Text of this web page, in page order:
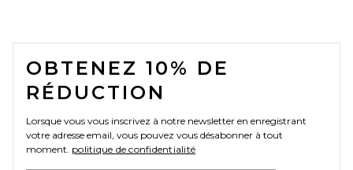
FOOTER
OBTENEZ 10% DE
RÉDUCTION
Lorsque vous vous inscrivez à notre newsletter en enregistrant
votre adresse email, vous pouvez vous désabonner à tout
moment. politique de confidentialité